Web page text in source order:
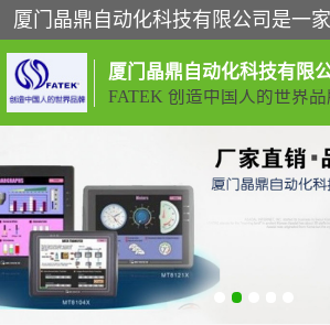
厦门晶鼎自动化科技有限
FATEK 创造中国人的世界品
闽台永宏PLC
正弦变频器正弦伺服 魏德
ABB电流开关 魏德